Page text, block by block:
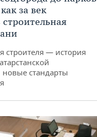
за век
строителя — история
новые стандарты